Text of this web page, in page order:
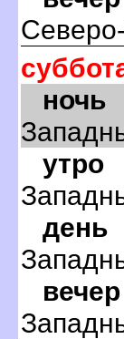
ночь
утро
день
вечер